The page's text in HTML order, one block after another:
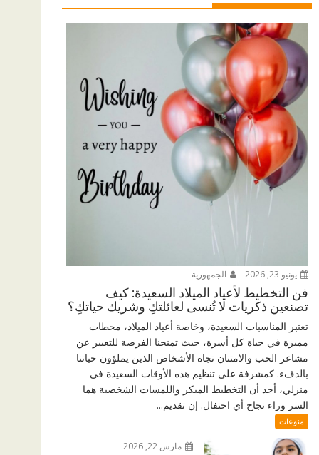
يونيو 23, 2026 الجمهورية
فن التخطيط لأعياد الميلاد السعيدة: كيف
تصنعين ذكريات لا تُنسى لعائلتكِ وشريك حياتكِ؟
تعتبر المناسبات السعيدة، وخاصة أعياد الميلاد، محطات
مميزة في حياة كل أسرة، حيث تمنحنا الفرصة للتعبير عن
مشاعر الحب والامتنان تجاه الأشخاص الذين يملؤون حياتنا
بالدفء. كمشرفة على تنظيم هذه الأوقات السعيدة في
منزلي، أجد أن التخطيط المبكر واللمسات الشخصية هما
السر وراء نجاح أي احتفال. إن تقديم...
منوعات
مارس 22, 2026